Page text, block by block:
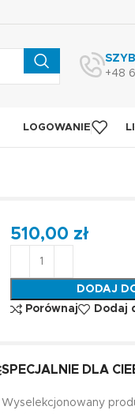
+48
LOGOWANIE
510,00 zł
DODAJ
Porównaj
Dodaj
SPECJALNIE DLA
Wyselekcjonowany